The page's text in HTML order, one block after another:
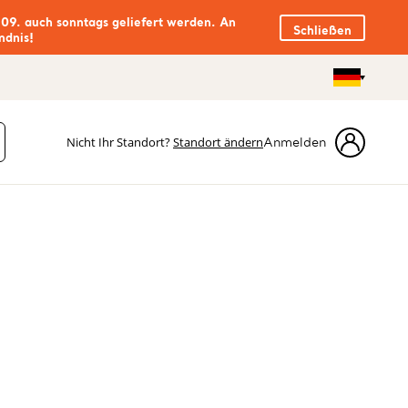
auch sonntags geliefert werden. An
Schließen
Nicht Ihr Standort?Standort ändernAnmelden